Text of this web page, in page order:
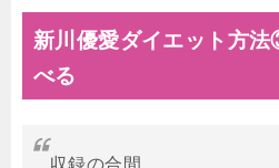
新川優愛ダイエット方
べる
収録の合間。